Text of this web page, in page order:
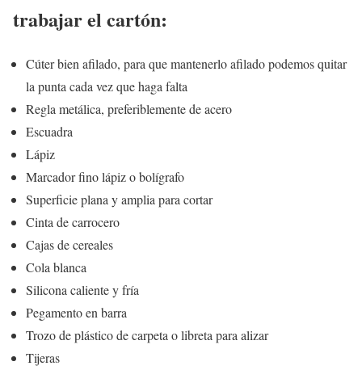
trabajar el cartón:
Cúter bien afilado, para que mantenerlo afilado podemos quitar
la punta cada vez que haga falta
Regla metálica, preferiblemente de acero
Escuadra
Lápiz
Marcador fino lápiz o bolígrafo
Superficie plana y amplia para cortar
Cinta de carrocero
Cajas de cereales
Cola blanca
Silicona caliente y fría
Pegamento en barra
Trozo de plástico de carpeta o libreta para alizar
Tijeras